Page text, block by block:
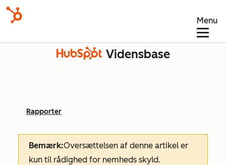
Menu
Vidensbase
Rapporter
Bemærk:Oversættelsen af denne artikel er
kun til rådighed for nemheds skyld.